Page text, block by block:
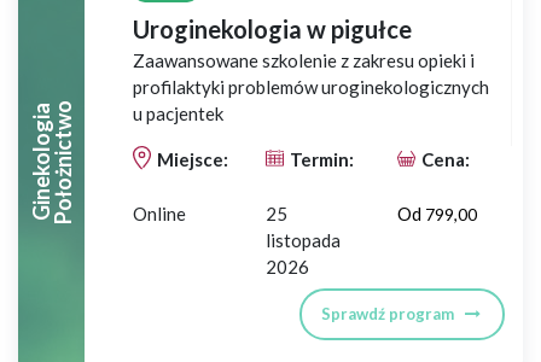
G
I
N
E
K
O
L
O
G
I
A
P
O
Ł
O
Ż
N
I
C
T
WO
Uroginekologia w pigułce
Zaawansowane szkolenie z zakresu opieki i
profilaktyki problemów uroginekologicznych
u pacjentek
Miejsce: Termin: Cena:
Online
25
listopada
2026
Od 799,00
Sprawdź program